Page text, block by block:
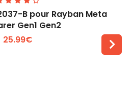
B pour Rayban Meta
Gen1 Gen2
25.99€